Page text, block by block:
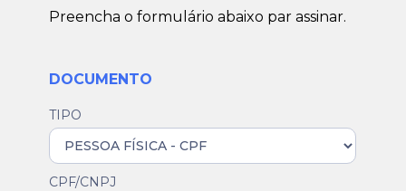
Preencha o formulário abaixo par assinar.
DOCUMENTO
TIPO
CPF/CNPJ